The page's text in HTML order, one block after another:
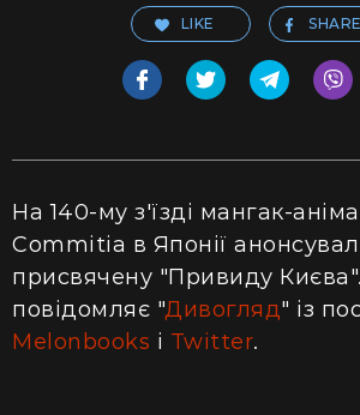
LIKE SHARE
На 140-му з'їзді мангак-
Commitia в Японії
присвячену "Привиду
повідомляє "Дивогляд" із
Melonbooks і Twitter.